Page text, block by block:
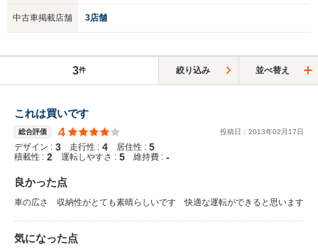
中古車掲載店舗 3店舗
3件 絞り込み 並べ替え
これは買いです
総合評価 4 投稿日： 2013年02 月 17日
デザイン : 3 走行性 : 4 居住性 : 5
積載性 : 2 運転しやすさ : 5 維持費 : -
良かった点
車の広さ 収納性がとても素晴らしいです 快適な運転ができると思います
気になった点